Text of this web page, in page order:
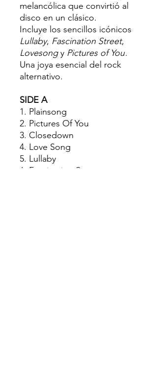
melancólica que convirtió al
disco en un clásico.
Incluye los sencillos icónicos
Lullaby, Fascination Street,
Lovesongy Pictures of You.
Una joya esencial del rock
alternativo.
SIDE A
1. Plainsong
2. Pictures Of You
3. Closedown
4. Love Song
5. Lullaby
6. Fascination Street